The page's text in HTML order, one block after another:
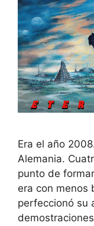
Era el año
Alemania.
punto de
era con menos
perfeccionó su